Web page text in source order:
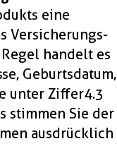
eine
Versicherungs-
handelt es
Geburtsdatum,
unter Ziffer 4.3
stimmen Sie der
ausdrücklich